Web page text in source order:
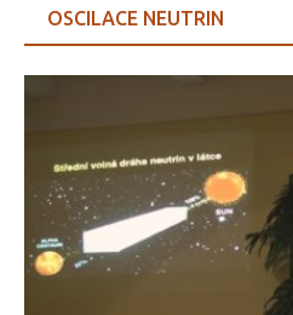
OSCILACE NEUTRIN